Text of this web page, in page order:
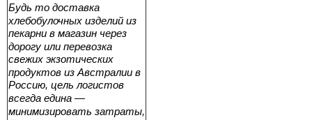
Будь то доставка
хлебобулочных изделий из
пекарни в магазин через
дорогу или перевозка
свежих экзотических
продуктов из Австралии в
Россию, цель логистов
всегда едина —
минимизировать затраты,